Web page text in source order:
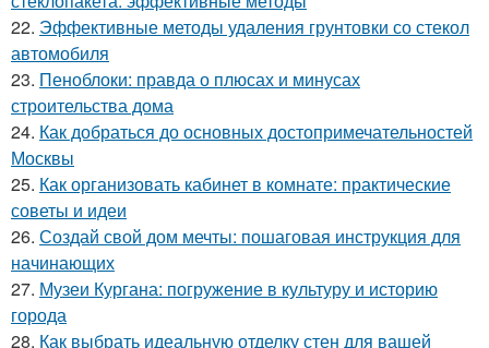
22. Эффективные методы удаления грунтовки со стекол
автомобиля
23. Пеноблоки: правда о плюсах и минусах
строительства дома
24. Как добраться до основных достопримечательностей
Москвы
25. Как организовать кабинет в комнате: практические
советы и идеи
26. Создай свой дом мечты: пошаговая инструкция для
начинающих
27. Музеи Кургана: погружение в культуру и историю
города
28. Как выбрать идеальную отделку стен для вашей